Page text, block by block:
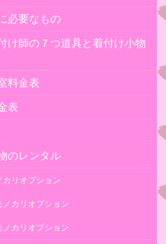
必要なもの
け師の７つ道具と着付け小物
料金表
表
のレンタル
リオプション
カリオプション
カリオプション